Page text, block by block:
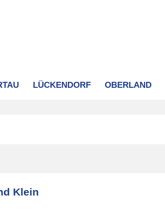
LÜCKENDORF OBERLAND
Klein